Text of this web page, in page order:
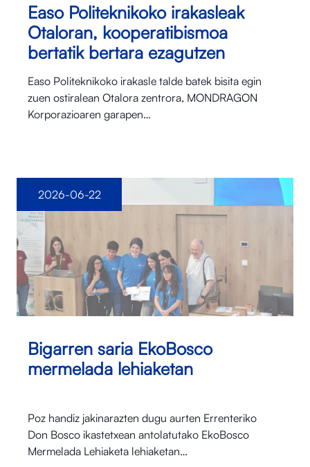
Easo Politeknikoko irakasleak
Otaloran, kooperatibismoa
bertatik bertara ezagutzen
Easo Politeknikoko irakasle talde batek bisita egin
zuen ostiralean Otalora⁠ zentrora, MONDRAGON
Korporazioaren garapen…
Bigarren saria EkoBosco
mermelada lehiaketan
Poz handiz jakinarazten dugu aurten Errenteriko
Don Bosco ikastetxean antolatutako EkoBosco
Mermelada Lehiaketa lehiaketan…
2026-06-22